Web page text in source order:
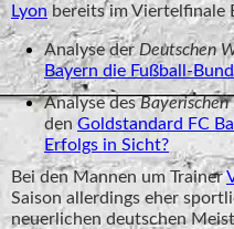
Lyonbereits im Viertelfinale
Analyse der Deutschen
Bayern die Fußball-
Analyse desBayerischen
den Goldstandard FC
Erfolgs in Sicht?
Bei den Mannen um Trainer
Saison allerdings eher
neuerlichen deutschen